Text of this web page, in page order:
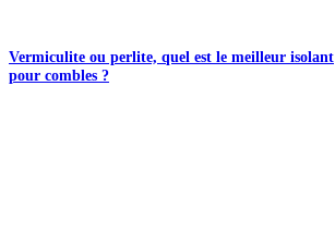
Vermiculite ou perlite, quel est le meilleur isolant
pour combles ?